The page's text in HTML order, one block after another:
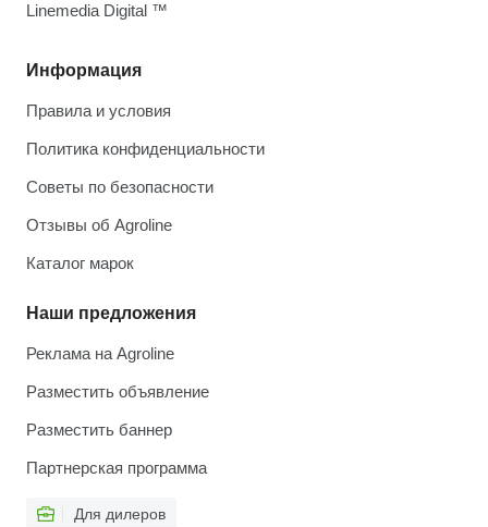
Информация
Правила и условия
Политика конфиденциальности
Советы по безопасности
Отзывы об Agroline
Каталог марок
Наши предложения
Реклама на Agroline
Разместить объявление
Разместить баннер
Партнерская программа
Для дилеров
Linemedia Digital ™